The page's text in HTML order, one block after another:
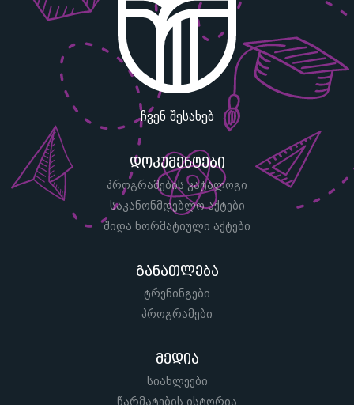
ჩვენ შესახებ
დოკუმენტები
პროგრამების კატალოგი
საკანონმდებლო აქტები
შიდა ნორმატიული აქტები
განათლება
ტრენინგები
პროგრამები
მედია
სიახლეები
წარმატების ისტორია